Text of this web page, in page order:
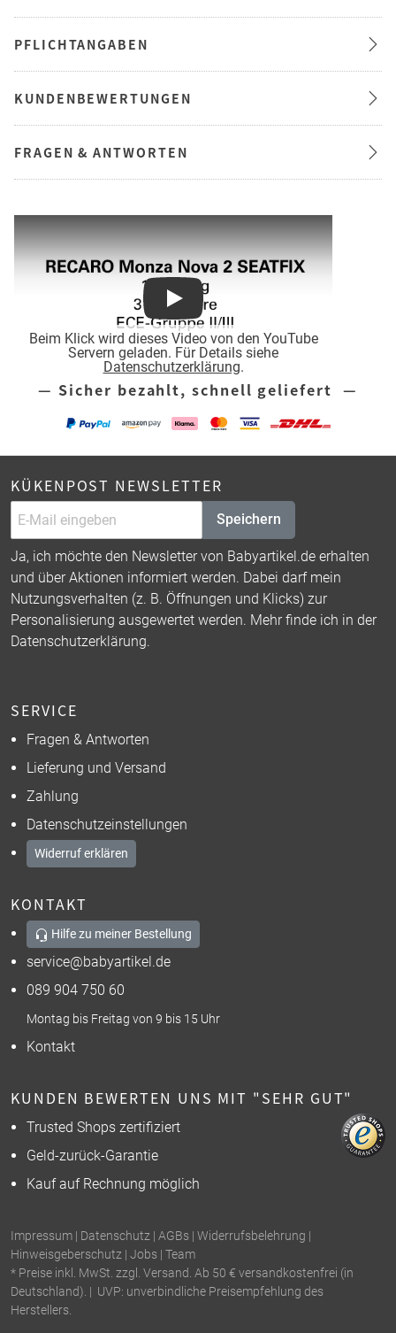
PFLICHTANGABEN
KUNDENBEWERTUNGEN
FRAGEN & ANTWORTEN
Beim Klick wird dieses Video von den YouTube
Servern geladen. Für Details siehe
Datenschutzerklärung.
Play
— Sicher bezahlt, schnell geliefert —
KÜKENPOST NEWSLETTER
Speichern
Ja, ich möchte den Newsletter von Babyartikel.de erhalten
und über Aktionen informiert werden. Dabei darf mein
Nutzungsverhalten (z. B. Öffnungen und Klicks) zur
Personalisierung ausgewertet werden. Mehr finde ich in der
Datenschutzerklärung.
SERVICE
Fragen & Antworten
Lieferung und Versand
Zahlung
Datenschutzeinstellungen
Widerruf erklären
KONTAKT
Hilfe zu meiner Bestellung
service@babyartikel.de
089 904 750 60
Montag bis Freitag von 9 bis 15 Uhr
Kontakt
KUNDEN BEWERTEN UNS MIT "SEHR GUT"
Trusted Shops zertifiziert
Geld-zurück-Garantie
Kauf auf Rechnung möglich
Impressum Datenschutz AGBs Widerrufsbelehrung
Hinweisgeberschutz Jobs Team
* Preise inkl. MwSt. zzgl. Versand. Ab 50 € versandkostenfrei (in
Deutschland). | UVP: unverbindliche Preisempfehlung des
Herstellers.